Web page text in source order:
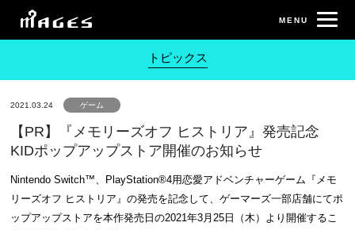
トピックス
2021.03.24 ゲーム
【PR】『メモリーズオフ ヒストリア』発売記念
KIDポップアップストア開催のお知らせ
Nintendo Switch™、PlayStation®4用恋愛アドベンチャーゲーム『メモ
リーズオフ ヒストリア』の発売を記念して、ゲーマーズ一部店舗にてポ
ップアップストアを本作発売日の2021年3月25日（木）より開催するこ